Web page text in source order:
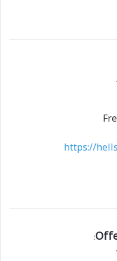
https://
: